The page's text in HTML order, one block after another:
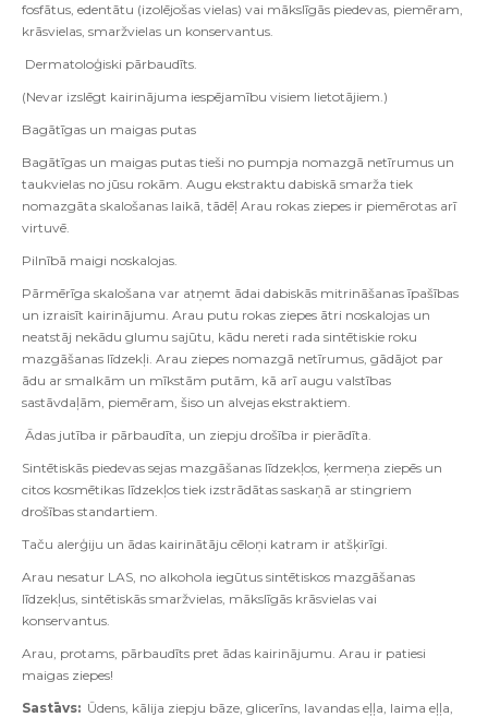
fosfātus, edentātu (izolējošas vielas) vai mākslīgās piedevas, piemēram,
krāsvielas, smaržvielas un konservantus.
Dermatoloģiski pārbaudīts.
(Nevar izslēgt kairinājuma iespējamību visiem lietotājiem.)
Bagātīgas un maigas putas
Bagātīgas un maigas putas tieši no pumpja nomazgā netīrumus un
taukvielas no jūsu rokām. Augu ekstraktu dabiskā smarža tiek
nomazgāta skalošanas laikā, tādēļ Arau rokas ziepes ir piemērotas arī
virtuvē.
Pilnībā maigi noskalojas.
Pārmērīga skalošana var atņemt ādai dabiskās mitrināšanas īpašības
un izraisīt kairinājumu. Arau putu rokas ziepes ātri noskalojas un
neatstāj nekādu glumu sajūtu, kādu nereti rada sintētiskie roku
mazgāšanas līdzekļi. Arau ziepes nomazgā netīrumus, gādājot par
ādu ar smalkām un mīkstām putām, kā arī augu valstības
sastāvdaļām, piemēram, šiso un alvejas ekstraktiem.
Ādas jutība ir pārbaudīta, un ziepju drošība ir pierādīta.
Sintētiskās piedevas sejas mazgāšanas līdzekļos, ķermeņa ziepēs un
citos kosmētikas līdzekļos tiek izstrādātas saskaņā ar stingriem
drošības standartiem.
Taču alerģiju un ādas kairinātāju cēloņi katram ir atšķirīgi.
Arau nesatur LAS, no alkohola iegūtus sintētiskos mazgāšanas
līdzekļus, sintētiskās smaržvielas, mākslīgās krāsvielas vai
konservantus.
Arau, protams, pārbaudīts pret ādas kairinājumu. Arau ir patiesi
maigas ziepes!
Sastāvs: Ūdens, kālija ziepju bāze, glicerīns, lavandas eļļa, laima eļļa,